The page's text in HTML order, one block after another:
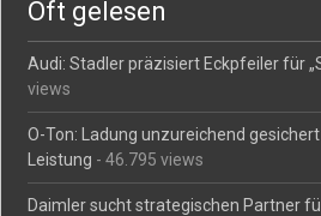
Oft gelesen
Audi: Stadler präzisiert Eckpfeiler für
views
O-Ton: Ladung unzureichend
Leistung - 46.795 views
Daimler sucht strategischen Partner